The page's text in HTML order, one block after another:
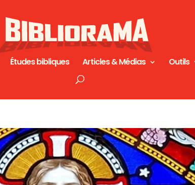
Études bibliques Articles & Médias Outils